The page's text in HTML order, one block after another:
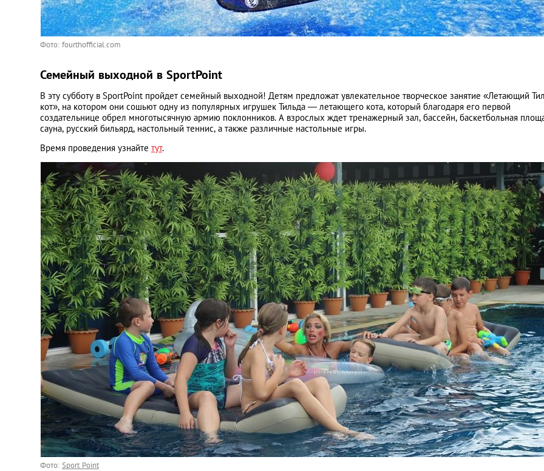
Фото: fourthofficial.com
Семейный выходной в SportPoint
В эту субботу в SportPoint пройдет семейный выходной! Детям предложат увлекательное творческое занятие «Летающий
кот», на котором они сошьют одну из популярных игрушек Тильда — летающего кота, который благодаря его первой
создательнице обрел многотысячную армию поклонников. А взрослых ждет тренажерный зал, бассейн, баскетбольная
сауна, русский бильярд, настольный теннис, а также различные настольные игры.
Время проведения узнайте тут.
Фото: Sport Point